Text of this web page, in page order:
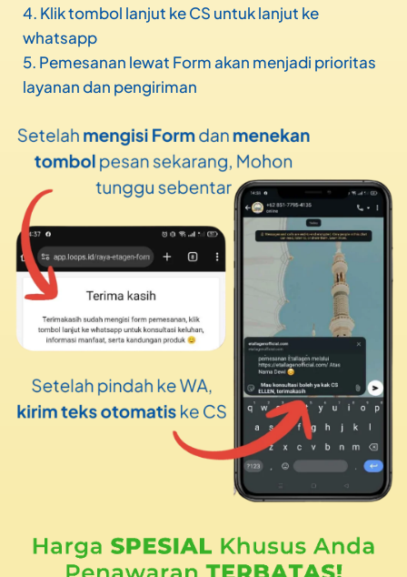
4. Klik tombol lanjut ke CS untuk lanjut ke
whatsapp
5. Pemesanan lewat Form akan menjadi prioritas
layanan dan pengiriman